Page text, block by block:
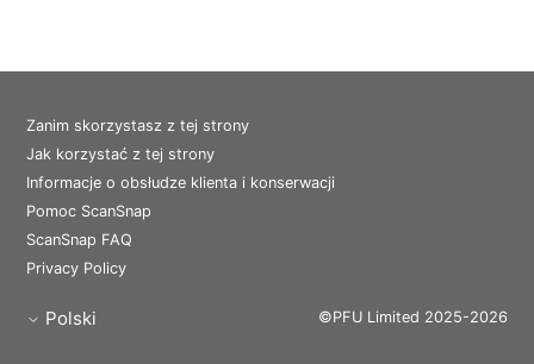
Zanim skorzystasz z tej strony
Jak korzystać z tej strony
Informacje o obsłudze klienta i konserwacji
Pomoc ScanSnap
ScanSnap FAQ
Privacy Policy
Polski ©PFU Limited 2025-2026